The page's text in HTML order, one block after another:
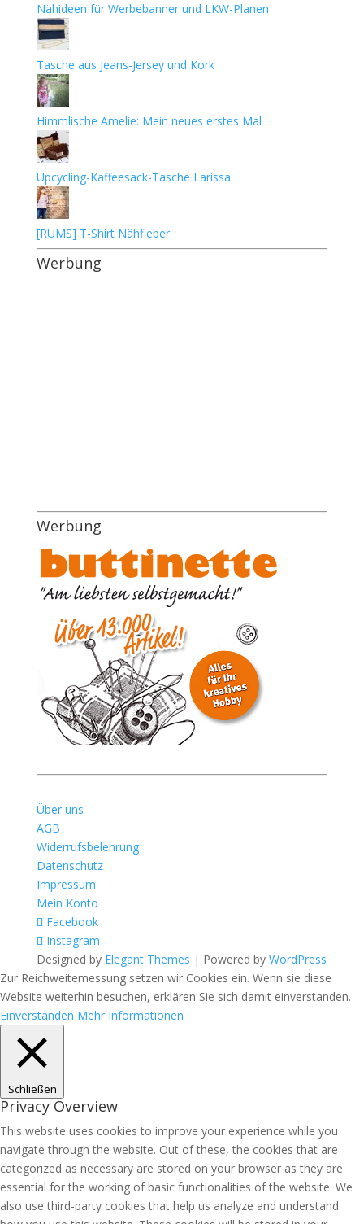
Nähideen für Werbebanner und LKW-Planen
Tasche aus Jeans-Jersey und Kork
Himmlische Amelie: Mein neues erstes Mal
Upcycling-Kaffeesack-Tasche Larissa
[RUMS] T-Shirt Nähfieber
Werbung
Werbung
Über uns
AGB
Widerrufsbelehrung
Datenschutz
Impressum
Mein Konto
Facebook
Instagram
Designed by Elegant Themes | Powered by WordPress
Zur Reichweitemessung setzen wir Cookies ein. Wenn sie diese
Website weiterhin besuchen, erklären Sie sich damit einverstanden.
Einverstanden Mehr Informationen
Schließen
Privacy Overview
This website uses cookies to improve your experience while you
navigate through the website. Out of these, the cookies that are
categorized as necessary are stored on your browser as they are
essential for the working of basic functionalities of the website. We
also use third-party cookies that help us analyze and understand